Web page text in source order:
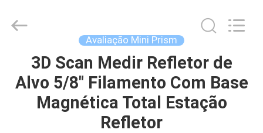
CASA
PRODUTOS
Survey
Instrument
Avaliação Mini Prism
3D Scan Medir Refletor de
Alvo 5/8" Filamento Com Base
Magnética Total Estação
Refletor